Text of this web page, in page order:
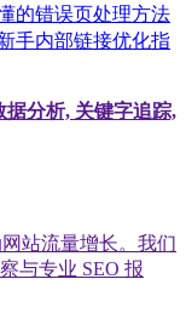
的错误页处理方法
手内部链接优化指
据分析, 关键字追踪,
站流量增长。我们
与专业 SEO 报